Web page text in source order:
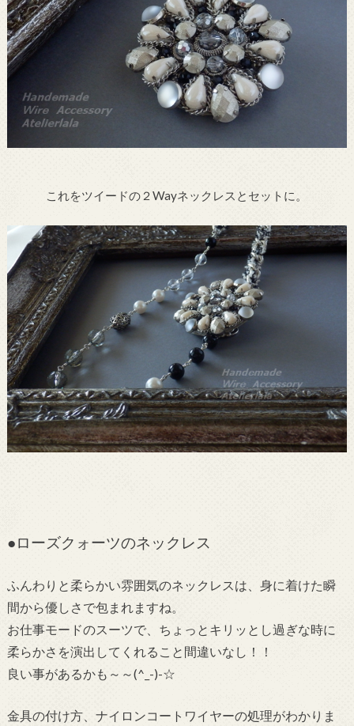
これをツイードの２Wayネックレスとセットに。
●ローズクォーツのネックレス
ふんわりと柔らかい雰囲気のネックレスは、身に着けた瞬
間から優しさで包まれますね。
お仕事モードのスーツで、ちょっとキリッとし過ぎな時に
柔らかさを演出してくれること間違いなし！！
良い事があるかも～～(^_-)-☆
金具の付け方、ナイロンコートワイヤーの処理がわかりま